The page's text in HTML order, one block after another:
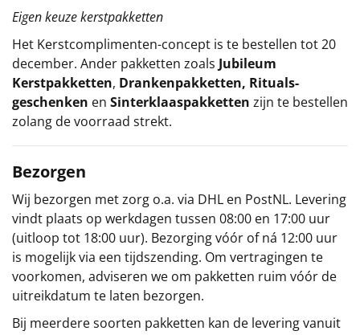
Eigen keuze kerstpakketten
Het Kerstcomplimenten-concept is te bestellen tot 20
december. Ander pakketten zoals Jubileum
Kerstpakketten, Drankenpakketten, Rituals-
geschenken en Sinterklaaspakketten zijn te bestellen
zolang de voorraad strekt.
Bezorgen
Wij bezorgen met zorg o.a. via DHL en PostNL. Levering
vindt plaats op werkdagen tussen 08:00 en 17:00 uur
(uitloop tot 18:00 uur). Bezorging vóór of ná 12:00 uur
is mogelijk via een tijdszending. Om vertragingen te
voorkomen, adviseren we om pakketten ruim vóór de
uitreikdatum te laten bezorgen.
Bij meerdere soorten pakketten kan de levering vanuit